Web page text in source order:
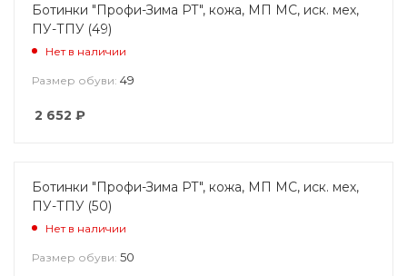
Ботинки "Профи-Зима РТ", кожа, МП МС, иск. мех,
ПУ-ТПУ (49)
Нет в наличии
Размер обуви: 49
2 652 ₽
Ботинки "Профи-Зима РТ", кожа, МП МС, иск. мех,
ПУ-ТПУ (50)
Нет в наличии
Размер обуви: 50